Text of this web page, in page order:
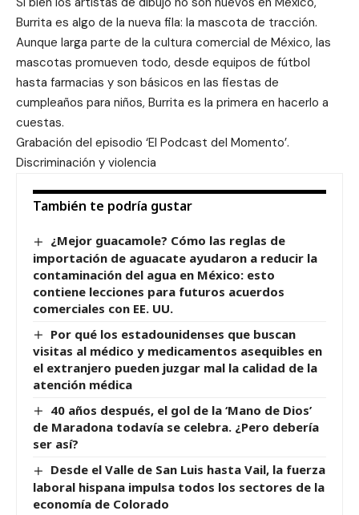
Burrita es algo de la nueva fila: la mascota de tracción.
Aunque larga parte de la cultura comercial de México, las
mascotas promueven todo, desde equipos de fútbol
hasta farmacias y son básicos en las fiestas de
cumpleaños para niños, Burrita es la primera en hacerlo a
cuestas.
Grabación del episodio ‘El Podcast del Momento’.
Discriminación y violencia
También te podría gustar
¿Mejor guacamole? Cómo las reglas de
importación de aguacate ayudaron a reducir la
contaminación del agua en México: esto
contiene lecciones para futuros acuerdos
comerciales con EE. UU.
Por qué los estadounidenses que buscan
visitas al médico y medicamentos asequibles en
el extranjero pueden juzgar mal la calidad de la
atención médica
40 años después, el gol de la ‘Mano de Dios’
de Maradona todavía se celebra. ¿Pero debería
ser así?
Desde el Valle de San Luis hasta Vail, la fuerza
laboral hispana impulsa todos los sectores de la
economía de Colorado